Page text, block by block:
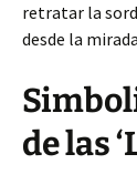
retratar la
desde la
de las